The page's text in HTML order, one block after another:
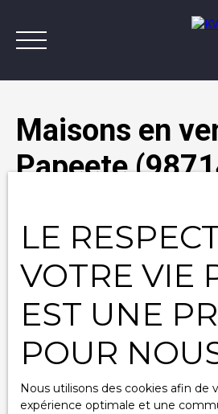
Maisons en
Papeete
Vente
Maison
Papeete (98714)
Localisation
Budget max (XPF)
Surface min (m²)
LE
VOTRE VIE
EST UNE
POUR
Nous utilisons des cookies afin de
expérience optimale et une